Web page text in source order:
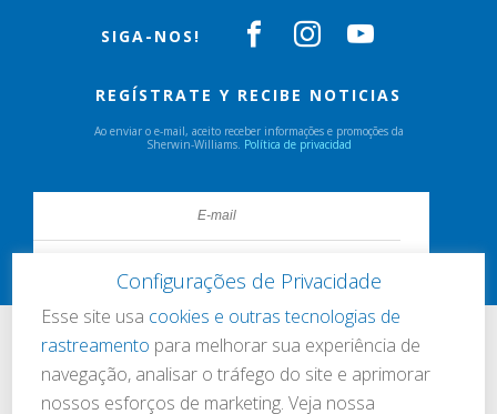
SIGA-NOS!
REGÍSTRATE Y RECIBE NOTICIAS
Ao enviar o e-mail, aceito receber informações e promoções da
Sherwin-Williams. Política de privacidad
Configurações de Privacidade
Esse site usa cookies e outras tecnologias de
rastreamento para melhorar sua experiência de
navegação, analisar o tráfego do site e aprimorar
nossos esforços de marketing. Veja nossa